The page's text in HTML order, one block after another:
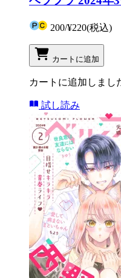
200/¥220(税込)
カートに追加
カートに追加しまし
試し読み